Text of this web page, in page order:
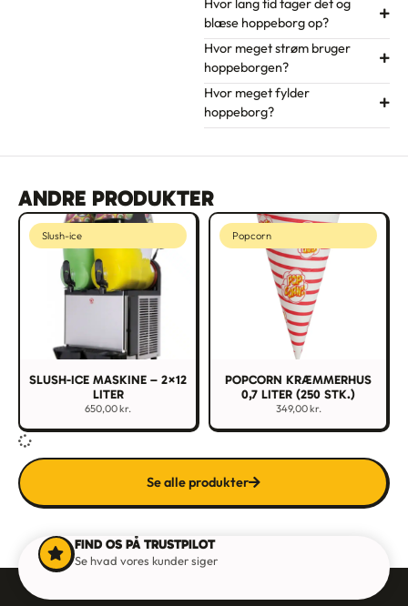
Hvor lang tid tager det og
blæse hoppeborg op?
Hvor meget strøm bruger
hoppeborgen?
Hvor meget fylder
hoppeborg?
ANDRE PRODUKTER
Slush-ice
SLUSH-ICE MASKINE – 2×12
LITER
650,00kr.
Popcorn
POPCORN KRÆMMERHUS
0,7 LITER (250 STK.)
349,00kr.
Se alle produkter
FIND OS PÅ TRUSTPILOT
Se hvad vores kunder siger